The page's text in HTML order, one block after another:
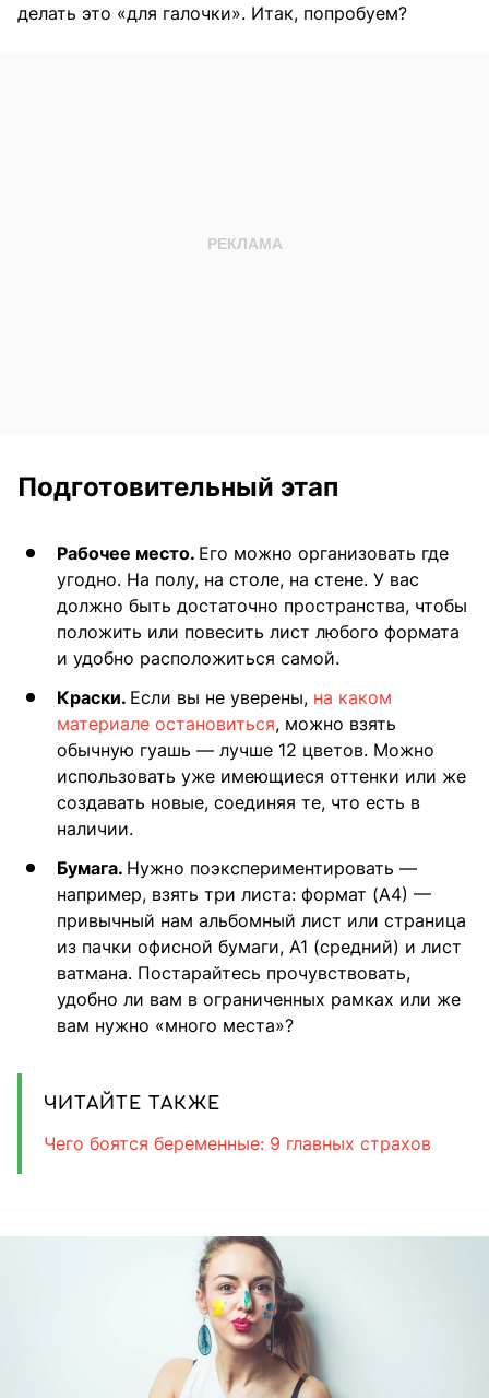
делать это «для галочки». Итак, попробуем?
Подготовительный этап
Рабочее место. Его можно организовать где
угодно. На полу, на столе, на стене. У вас
должно быть достаточно пространства, чтобы
положить или повесить лист любого формата
и удобно расположиться самой.
Краски. Если вы не уверены, на каком
материале остановиться, можно взять
обычную гуашь — лучше 12 цветов. Можно
использовать уже имеющиеся оттенки или же
создавать новые, соединяя те, что есть в
наличии.
Бумага. Нужно поэкспериментировать —
например, взять три листа: формат (А4) —
привычный нам альбомный лист или страница
из пачки офисной бумаги, А1 (средний) и лист
ватмана. Постарайтесь прочувствовать,
удобно ли вам в ограниченных рамках или же
вам нужно «много места»?
ЧИТАЙТЕ ТАКЖЕ
Чего боятся беременные: 9 главных страхов